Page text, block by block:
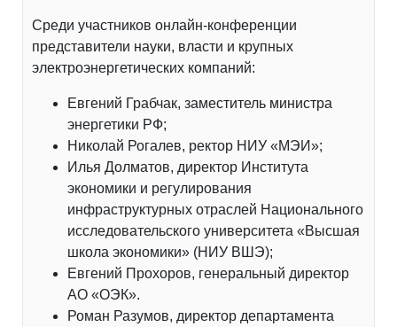
Среди участников онлайн-конференции
представители науки, власти и крупных
электроэнергетических компаний:
Евгений Грабчак, заместитель министра
энергетики РФ;
Николай Рогалев, ректор НИУ «МЭИ»;
Илья Долматов, директор Института
экономики и регулирования
инфраструктурных отраслей Национального
исследовательского университета «Высшая
школа экономики» (НИУ ВШЭ);
Евгений Прохоров, генеральный директор
АО «ОЭК».
Роман Разумов, директор департамента